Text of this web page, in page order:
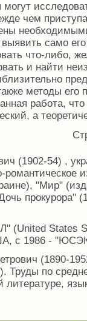
чем
само
что-либо,
и найти
методы его
работа,
а
(1902-54) ,
романтическое
"Мир"
прокурора"
States
с 1986 -
(1890-
Труды по
литературе,